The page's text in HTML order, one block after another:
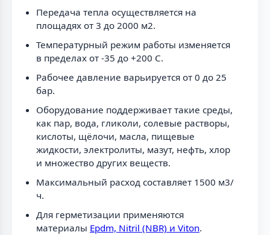
Передача тепла осуществляется на
площадях от 3 до 2000 м2.
Температурный режим работы изменяется
в пределах от -35 до +200 C.
Рабочее давление варьируется от 0 до 25
бар.
Оборудование поддерживает такие среды,
как пар, вода, гликоли, солевые растворы,
кислоты, щёлочи, масла, пищевые
жидкости, электролиты, мазут, нефть, хлор
и множество других веществ.
Максимальный расход составляет 1500 м3/
ч.
Для герметизации применяются
материалы Epdm, Nitril (NBR) и Viton.